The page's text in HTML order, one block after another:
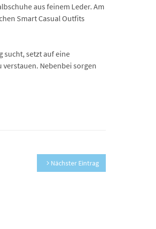
aus feinem Leder. Am
Smart Casual Outfits
sucht, setzt auf eine
verstauen. Nebenbei sorgen
Nächster Eintrag